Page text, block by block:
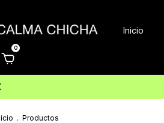
Inicio
0
. Productos